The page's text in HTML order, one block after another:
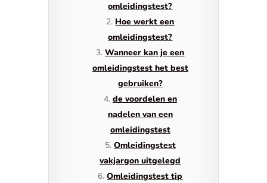
omleidingstest?
Hoe werkt een
omleidingstest?
Wanneer kan je een
omleidingstest het best
gebruiken?
de voordelen en
nadelen van een
omleidingstest
Omleidingstest
vakjargon uitgelegd
Omleidingstest tip